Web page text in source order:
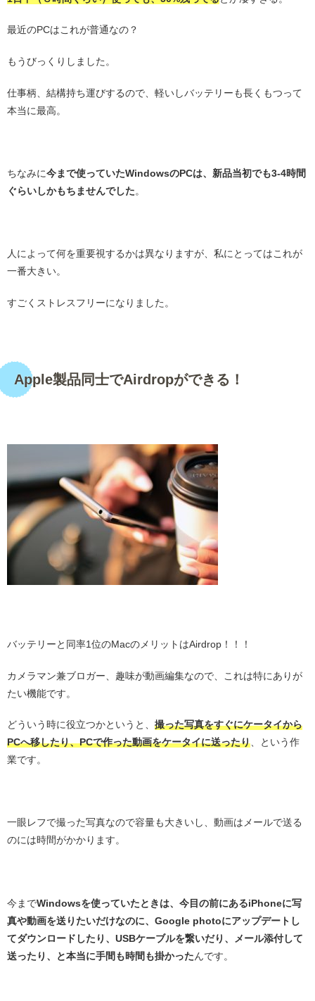
最近のPCはこれが普通なの？
もうびっくりしました。
仕事柄、結構持ち運びするので、軽いしバッテリーも長くもつって
本当に最高。
ちなみに今まで使っていたWindowsのPCは、新品当初でも3-4時間
ぐらいしかもちませんでした。
人によって何を重要視するかは異なりますが、私にとってはこれが
一番大きい。
すごくストレスフリーになりました。
Apple製品同士でAirdropができる！
バッテリーと同率1位のMacのメリットはAirdrop！！！
カメラマン兼ブロガー、趣味が動画編集なので、これは特にありが
たい機能です。
どういう時に役立つかというと、 撮った写真をすぐにケータイから
PCへ移したり、PCで作った動画をケータイに送ったり、という作
業です。
一眼レフで撮った写真なので容量も大きいし、動画はメールで送る
のには時間がかかります。
今までWindowsを使っていたときは、今目の前にあるiPhoneに写
真や動画を送りたいだけなのに、Google photoにアップデートし
てダウンロードしたり、USBケーブルを繋いだり、メール添付して
送ったり、と本当に手間も時間も掛かったんです。